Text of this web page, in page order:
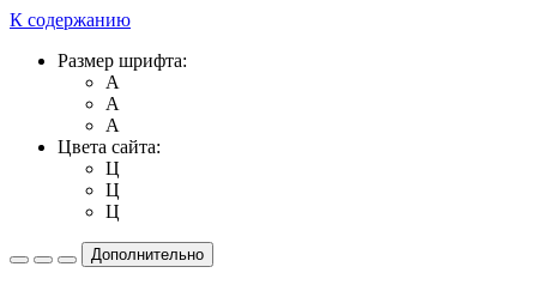
К содержанию
Размер шрифта:
A
A
A
Цвета сайта:
Ц
Ц
Ц
Дополнительно